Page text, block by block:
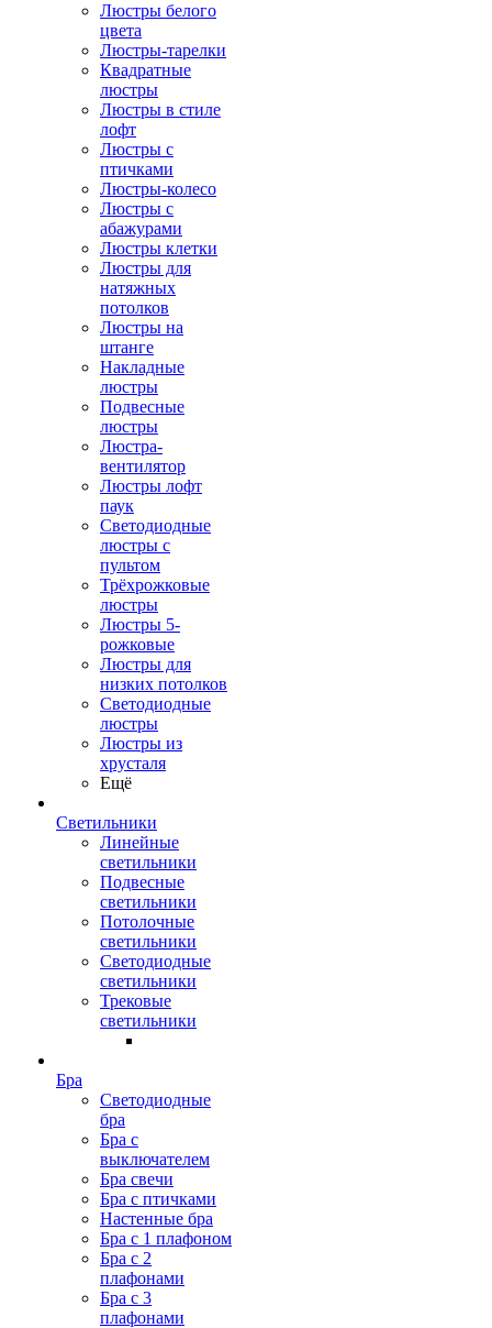
Люстры белого
цвета
Люстры-тарелки
Квадратные
люстры
Люстры в стиле
лофт
Люстры с
птичками
Люстры-колесо
Люстры с
абажурами
Люстры клетки
Люстры для
натяжных
потолков
Люстры на
штанге
Накладные
люстры
Подвесные
люстры
Люстра-
вентилятор
Люстры лофт
паук
Светодиодные
люстры с
пультом
Трёхрожковые
люстры
Люстры 5-
рожковые
Люстры для
низких потолков
Cветодиодные
люстры
Люстры из
хрусталя
Ещё
Светильники
Линейные
светильники
Подвесные
светильники
Потолочные
светильники
Светодиодные
светильники
Трековые
светильники
Бра
Светодиодные
бра
Бра с
выключателем
Бра свечи
Бра с птичками
Настенные бра
Бра с 1 плафоном
Бра с 2
плафонами
Бра с 3
плафонами